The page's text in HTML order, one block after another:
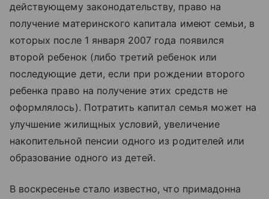
действующему законодательству, право на
получение материнского капитала имеют семьи, в
которых после 1 января 2007 года появился
второй ребенок (либо третий ребенок или
последующие дети, если при рождении второго
ребенка право на получение этих средств не
оформлялось). Потратить капитал семья может на
улучшение жилищных условий, увеличение
накопительной пенсии одного из родителей или
образование одного из детей.
В воскресенье стало известно, что примадонна